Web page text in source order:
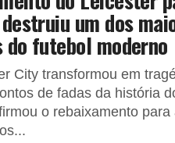
um dos
do futebol moderno
City transformou em
de fadas da história
o rebaixamento para